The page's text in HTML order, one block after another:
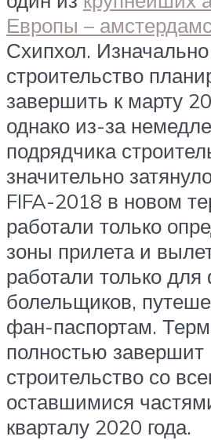
Европы –
Схипхол. Изначально
строительство
завершить к марту
однако из-за
подрядчика
значительно
FIFA-2018 в новом
работали только
зоны прилета и
работали только
болельщиков,
фан-паспортам.
полностью завершит
строительство со
оставшимися
кварталу 2020 года.